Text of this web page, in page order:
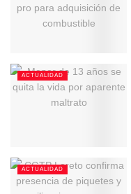
ACTUALIDAD
ACTUALIDAD